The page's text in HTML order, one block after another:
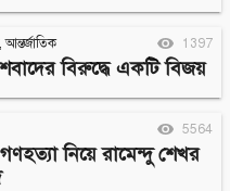
,আন্তর্জাতিক 1397
বিরুদ্ধে একটি বিজয়
5564
নিয়ে রামেন্দু শেখর